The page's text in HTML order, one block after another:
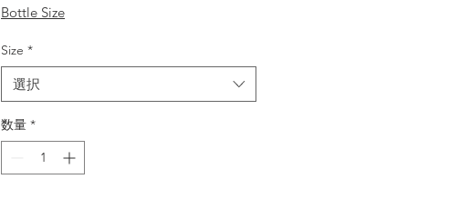
Bottle Size
Brewery
Fukurokuju Brewery co.ltd
Brand
Ippakusuisei
Type of Sake
Tokubetsu junmai
Size *
選択
数量 *